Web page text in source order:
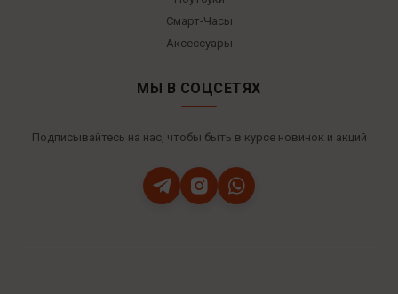
Смарт-Часы
Аксессуары
МЫ В СОЦСЕТЯХ
Подписывайтесь на нас, чтобы быть в курсе новинок и акций